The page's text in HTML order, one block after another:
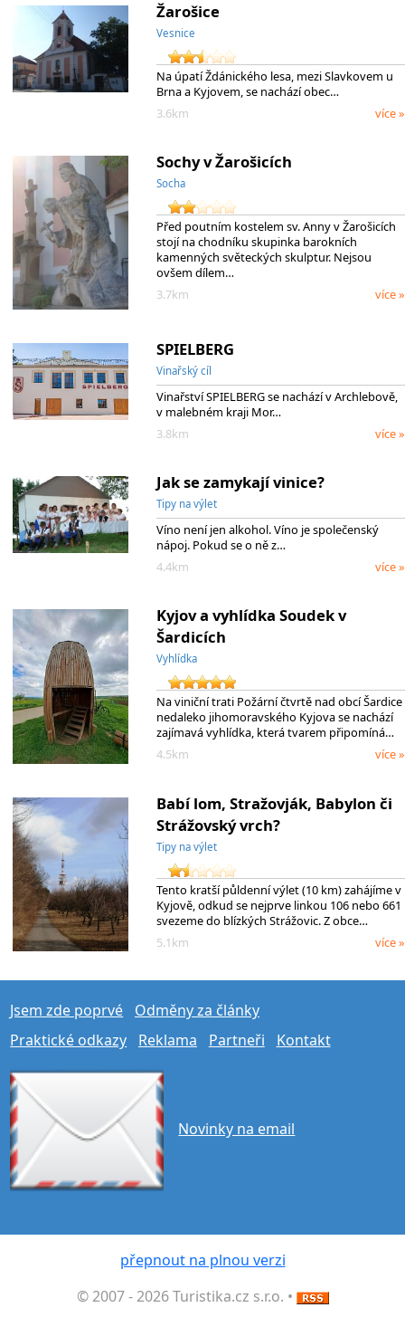
Žarošice
Vesnice
Na úpatí Ždánického lesa, mezi Slavkovem u
Brna a Kyjovem, se nachází obec…
3.6km
více »
Sochy v Žarošicích
Socha
Před poutním kostelem sv. Anny v Žarošicích
stojí na chodníku skupinka barokních
kamenných světeckých skulptur. Nejsou
ovšem dílem…
3.7km
více »
SPIELBERG
Vinařský cíl
Vinařství SPIELBERG se nachází v Archlebově,
v malebném kraji Mor…
3.8km
více »
Jak se zamykají vinice?
Tipy na výlet
Víno není jen alkohol. Víno je společenský
nápoj. Pokud se o ně z…
4.4km
více »
Kyjov a vyhlídka Soudek v
Šardicích
Vyhlídka
Na viniční trati Požární čtvrtě nad obcí Šardice
nedaleko jihomoravského Kyjova se nachází
zajímavá vyhlídka, která tvarem připomíná…
4.5km
více »
Babí lom, Stražovják, Babylon či
Strážovský vrch?
Tipy na výlet
Tento kratší půldenní výlet (10 km) zahájíme v
Kyjově, odkud se nejprve linkou 106 nebo 661
svezeme do blízkých Strážovic. Z obce…
5.1km
více »
Jsem zde poprvé
Odměny za články
Praktické odkazy
Reklama Partneři Kontakt
Novinky na email
přepnout na plnou verzi
© 2007 - 2026 Turistika.cz s.r.o. •